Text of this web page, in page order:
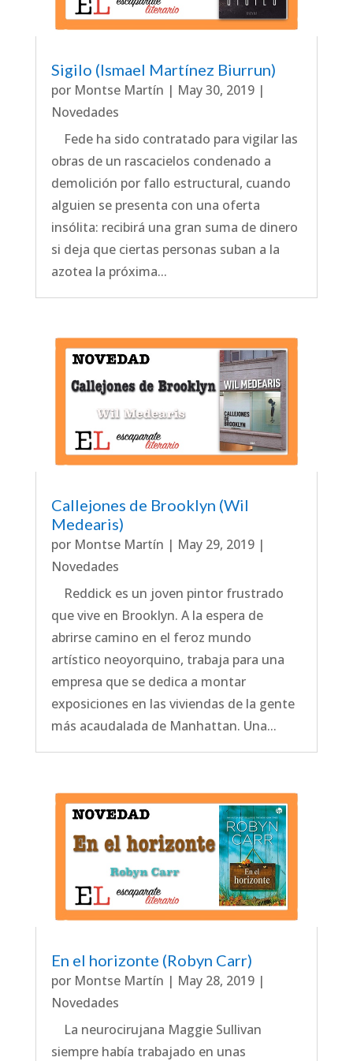
Sigilo (Ismael Martínez Biurrun)
por Montse Martín | May 30, 2019|
Novedades
Fede ha sido contratado para vigilar las
obras de un rascacielos condenado a
demolición por fallo estructural, cuando
alguien se presenta con una oferta
insólita: recibirá una gran suma de dinero
si deja que ciertas personas suban a la
azotea la próxima...
Callejones de Brooklyn (Wil
Medearis)
por Montse Martín | May 29, 2019|
Novedades
Reddick es un joven pintor frustrado
que vive en Brooklyn. A la espera de
abrirse camino en el feroz mundo
artístico neoyorquino, trabaja para una
empresa que se dedica a montar
exposiciones en las viviendas de la gente
más acaudalada de Manhattan. Una...
En el horizonte (Robyn Carr)
por Montse Martín | May 28, 2019|
Novedades
La neurocirujana Maggie Sullivan
siempre había trabajado en unas